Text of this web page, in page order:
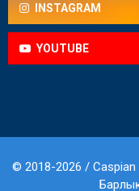
INSTAGRAM
YOUTUBE
© 2018-2026 /